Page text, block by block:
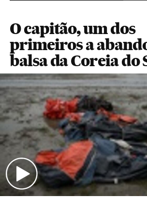
O capitão, um dos
primeiros a
balsa da Coreia do